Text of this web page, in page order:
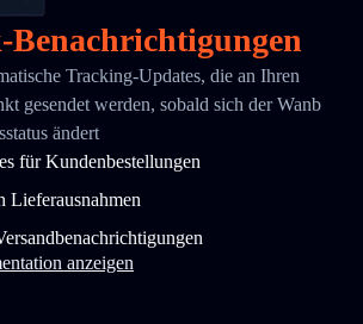
Benachrichtigungen
Tracking-Updates, die an Ihren
gesendet werden, sobald sich der Wanb
ändert
für Kundenbestellungen
Lieferausnahmen
anzeigen